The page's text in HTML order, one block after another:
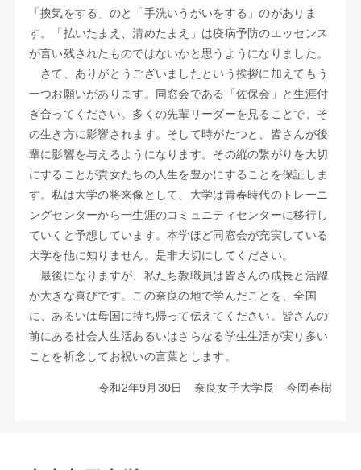
「換気をする」のと「手洗いうがいをする」のがありま
す。「払いたまえ、清めたまえ」は疫病予防のエッセンス
が言い残されたものではないかと思うようになりました。
さて、ありがとうございましたという挨拶に加えてもう
一つお願いがあります。同窓会である「佐保会」と生涯付
き合ってください。多くの先輩リーダーを見ることで、そ
の生き方に影響されます。そして時がたつと、皆さんが後
輩に影響を与えるようになります。その縦の繋がりを大切
にすることが貴女たちの人生を豊かにすることを保証しま
す。私は大学の将来像として、大学は青春時代のトレーニ
ングセンターから一生涯のコミュニティセンターに移行し
ていくと予想しています。本学ほど同窓会が充実している
大学を他に知りません。是非大切にしてください。
最後になりますが、私たち教職員は皆さんの成長と活躍
が大きな喜びです。この奈良の地で学んだことを、全国
に、あるいは母国に持ち帰って伝えてください。皆さんの
前にある社会人生活あるいはさらなる学生生活が実り多い
ことを祈念してお祝いの言葉とします。
令和2年9月30日 奈良女子大学長 今岡春樹